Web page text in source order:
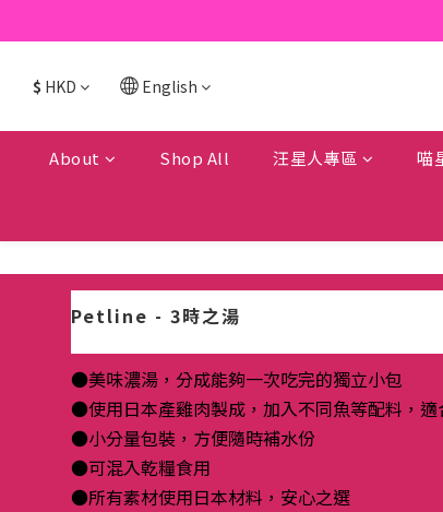
$ HKD English
About Shop All 汪星人專區 喵
Petline - 3時之湯
●美味濃湯，分成能夠一次吃完的獨立小包
●使用日本產雞肉製成，加入不同魚等配料，適
●小分量包裝，方便隨時補水份
●可混入乾糧食用
●所有素材使用日本材料，安心之選